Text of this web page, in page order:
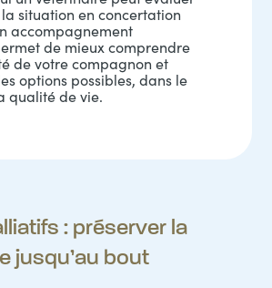
situation en concertation
accompagnement
de mieux comprendre
de votre compagnon et
options possibles, dans le
qualité de vie.
: préserver la
jusqu’au bout